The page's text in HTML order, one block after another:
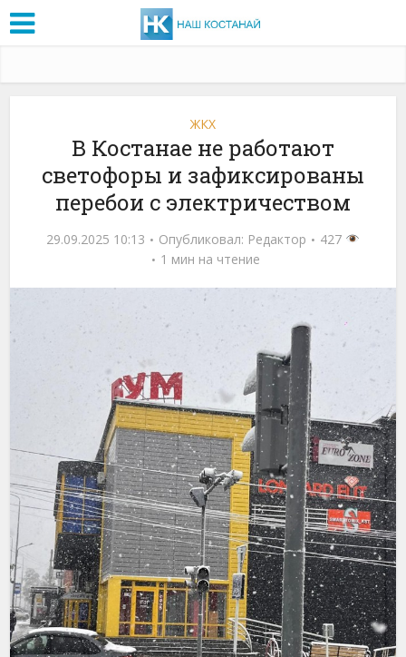
ЖКХ
В Костанае не работают
светофоры и зафиксированы
перебои с электричеством
29.09.2025 10:13 Опубликовал: Редактор
427
1 мин на чтение